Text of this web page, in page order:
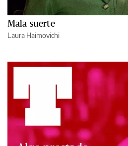
Mala suerte
Laura Haimovichi